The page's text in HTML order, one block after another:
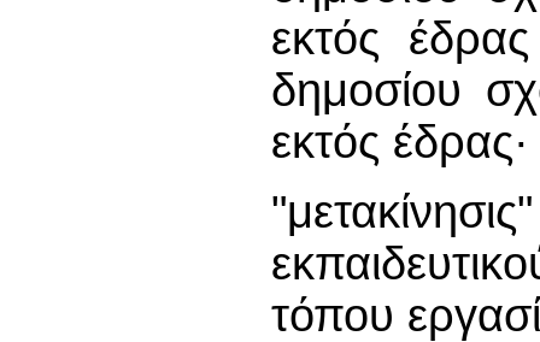
εκτός
δημoσίoυ
εκτός έδρας·
τόπου